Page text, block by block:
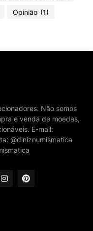
Opinião (1)
Não somos
e venda de moedas,
E-mail:
@diniznumismatica